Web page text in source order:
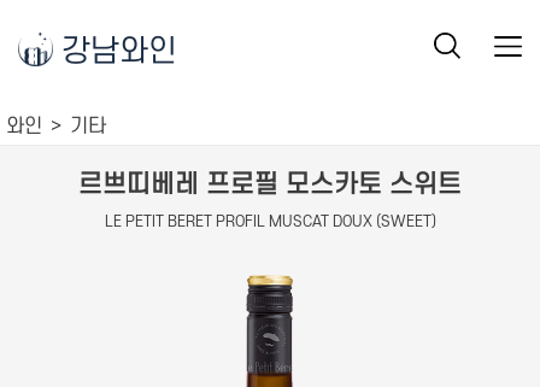
강남와인
와인 기타
르쁘띠베레 프로필 모스카토 스위트
LE PETIT BERET PROFIL MUSCAT DOUX (SWEET)